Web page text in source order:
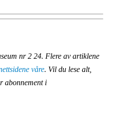
nr 2 24. Flere av artiklene
våre. Vil du lese alt,
abonnement i